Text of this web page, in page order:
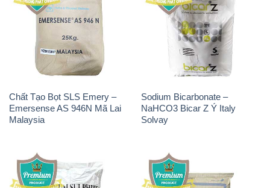
Chất Tạo Bọt SLS Emery –
Emersense AS 946N Mã Lai
Malaysia
Sodium Bicarbonate –
NaHCO3 Bicar Z Ý Italy
Solvay